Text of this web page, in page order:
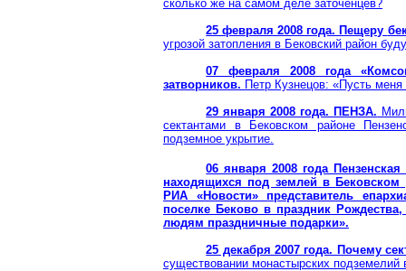
сколько же на самом деле заточенцев?
25 февраля 2008 года. Пещеру
угрозой затопления в Бековский район
07 февраля 2008 года
затворников. Петр Кузнецов: «Пусть
29 января 2008 года. ПЕНЗА.
сектантами в
Бековском районе
подземное укрытие.
06 января 2008 года
находящихся под землей в Бековском
РИА «Новости» представитель
поселке Беково в праздник
людям праздничные подарки».
25 декабря 2007 года. Почему
существовании монастырских подземелий